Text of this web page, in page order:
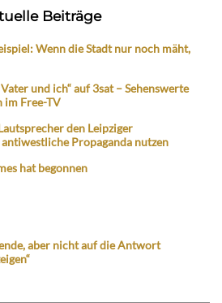
Beiträge
Wenn die Stadt nur noch mäht,
und ich“ auf 3sat – Sehenswerte
im Free-TV
den Leipziger
Propaganda nutzen
hat begonnen
aber nicht auf die Antwort